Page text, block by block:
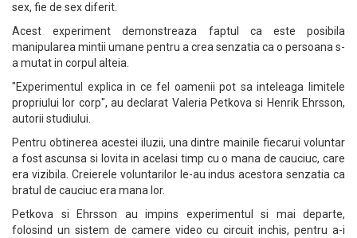
sex, fie de sex diferit.
Acest experiment demonstreaza faptul ca este posibila
manipularea mintii umane pentru a crea senzatia ca o persoana s-
a mutat in corpul alteia.
"Experimentul explica in ce fel oamenii pot sa inteleaga limitele
propriului lor corp", au declarat Valeria Petkova si Henrik Ehrsson,
autorii studiului.
Pentru obtinerea acestei iluzii, una dintre mainile fiecarui voluntar
a fost ascunsa si lovita in acelasi timp cu o mana de cauciuc, care
era vizibila. Creierele voluntarilor le-au indus acestora senzatia ca
bratul de cauciuc era mana lor.
Petkova si Ehrsson au impins experimentul si mai departe,
folosind un sistem de camere video cu circuit inchis, pentru a-i